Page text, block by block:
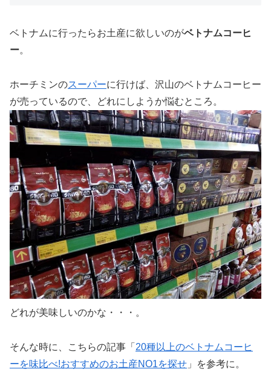
ベトナムに行ったらお土産に欲しいのがベトナムコーヒ
ー。
ホーチミンのスーパーに行けば、沢山のベトナムコーヒー
が売っているので、どれにしようか悩むところ。
どれが美味しいのかな・・・。
そんな時に、こちらの記事「 20種以上のベトナムコーヒ
ーを味比べ!おすすめのお土産NO1を探せ 」を参考に。